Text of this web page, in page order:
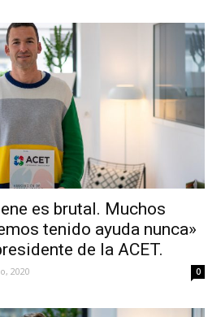
es brutal. Muchos
tenido ayuda nunca»
de la ACET.
2020 0